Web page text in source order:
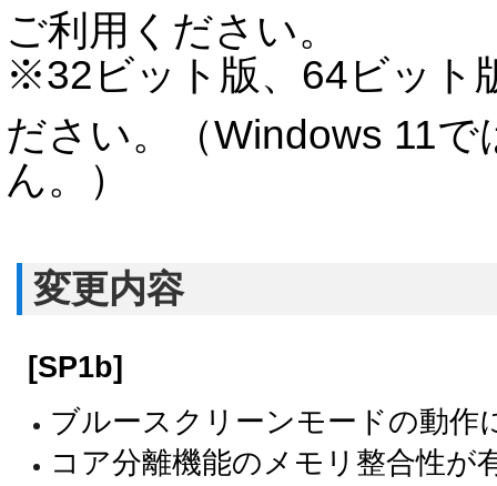
ご利用ください。
※32ビット版、64ビット
ださい。（Windows 11
ん。）
変更内容
[SP1b]
ブルースクリーンモードの動作
コア分離機能のメモリ整合性が